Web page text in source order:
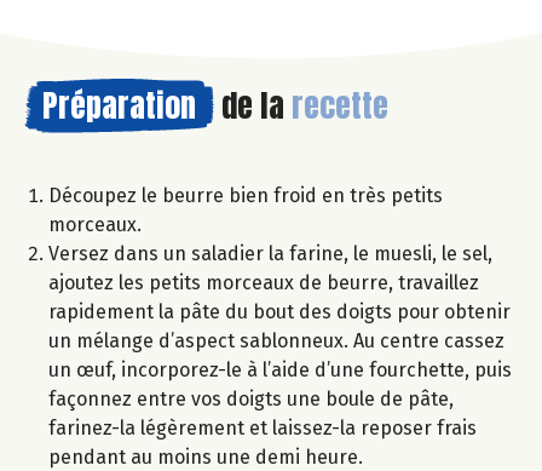
Préparation de la recette
Découpez le beurre bien froid en très petits
morceaux.
Versez dans un saladier la farine, le muesli, le sel,
ajoutez les petits morceaux de beurre, travaillez
rapidement la pâte du bout des doigts pour obtenir
un mélange d’aspect sablonneux. Au centre cassez
un œuf, incorporez-le à l’aide d’une fourchette, puis
façonnez entre vos doigts une boule de pâte,
farinez-la légèrement et laissez-la reposer frais
pendant au moins une demi heure.